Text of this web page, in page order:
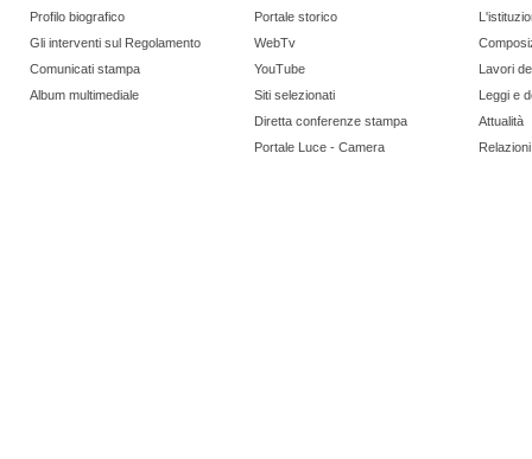
Profilo biografico
Gli interventi sul Regolamento
Comunicati stampa
Album multimediale
Portale storico
WebTv
YouTube
Siti selezionati
Diretta conferenze stampa
Portale Luce - Camera
Lavori
Leggi e
Attualità